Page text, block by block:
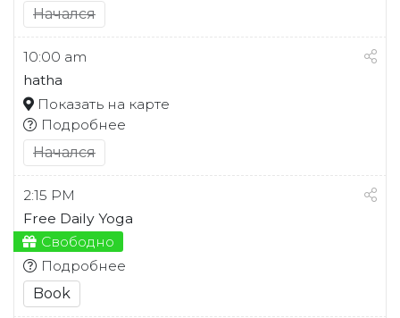
Начался
10:00 am
hatha
Показать на карте
Подробнее
Начался
2:15 PM
Free Daily Yoga
Свободно
Подробнее
Book